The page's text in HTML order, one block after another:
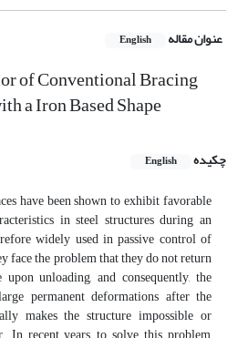
عنوان مقاله English
of Conventional Bracing
a Iron Based Shape
چکیده English
have been shown to exhibit favorable
in steel structures during an
widely used in passive control of
face the problem that they do not return
unloading, and consequently, the
permanent deformations after the
makes the structure impossible or